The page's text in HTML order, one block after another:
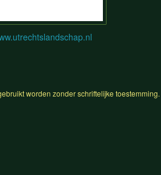
worden zonder schriftelijke toestemming.